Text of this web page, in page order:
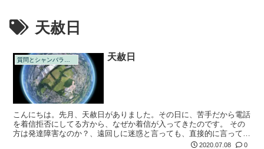
天赦日
天赦日
こんにちは。先月、天赦日がありました。その日に、苦手だから電話
を着信拒否にしてる方から、なぜか着信が入ってきたのです。 その
方は発達障害なのか？、遠回しに迷惑と言っても、直接的に言っても
全然伝わらず、あとは着拒するしかありませんでした。2020.07.08 0